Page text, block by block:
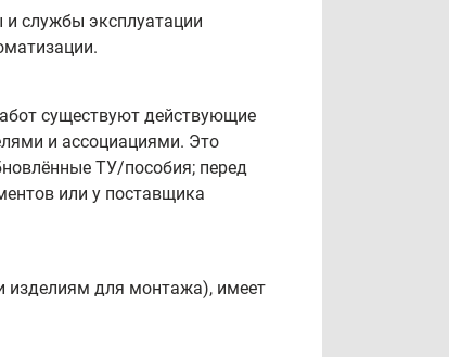
и службы эксплуатации
существуют действующие
и ассоциациями. Это
ТУ/пособия; перед
или у поставщика
изделиям для монтажа), имеет